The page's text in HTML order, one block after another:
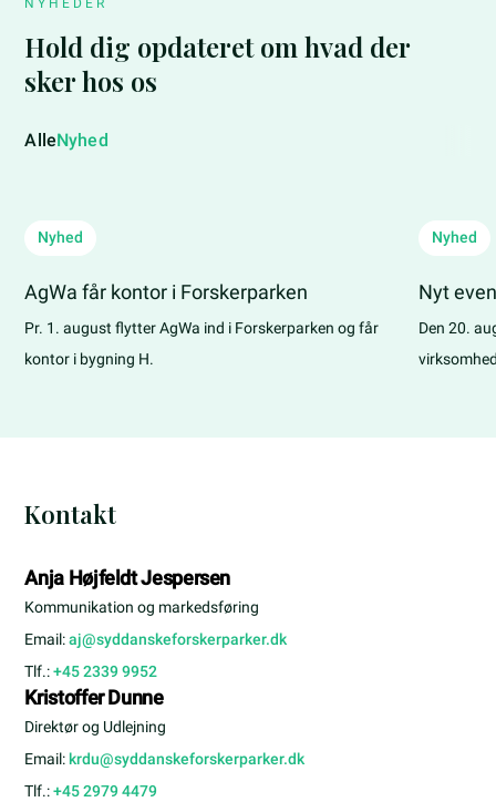
Hold dig opdateret om hvad der
sker hos os
AlleNyhed
Nyhed
AgWa får kontor i Forskerparken
Pr. 1. august flytter AgWa ind i Forskerparken og får
kontor i bygning H.
Nyhed
Nyt
Den 20.
Kontakt
Anja Højfeldt Jespersen
Kommunikation og markedsføring
Email: aj@syddanskeforskerparker.dk
Tlf.: +45 2339 9952
Kristoffer Dunne
Direktør og Udlejning
Email: krdu@syddanskeforskerparker.dk
Tlf.: +45 2979 4479